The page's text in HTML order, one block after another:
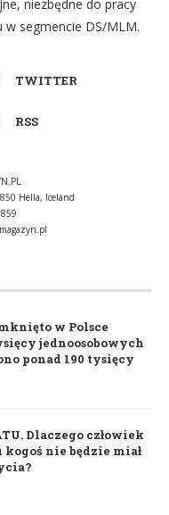
niezbędne do pracy
w segmencie DS/MLM.
TWITTER
RSS
Hella, Iceland
w Polsce
jednoosobowych
ponad 190 tysięcy
Dlaczego człowiek
nie będzie miał